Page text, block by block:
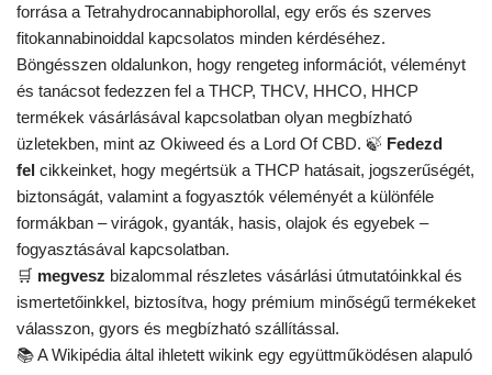
forrása a Tetrahydrocannabiphorollal, egy erős és szerves
fitokannabinoiddal kapcsolatos minden kérdéséhez.
Böngésszen oldalunkon, hogy rengeteg információt, véleményt
és tanácsot fedezzen fel a THCP, THCV, HHCO, HHCP
termékek vásárlásával kapcsolatban olyan megbízható
üzletekben, mint az Okiweed és a Lord Of CBD. 🍃 Fedezd
fel cikkeinket, hogy megértsük a THCP hatásait, jogszerűségét,
biztonságát, valamint a fogyasztók véleményét a különféle
formákban – virágok, gyanták, hasis, olajok és egyebek –
fogyasztásával kapcsolatban.
🛒 megvesz bizalommal részletes vásárlási útmutatóinkkal és
ismertetőinkkel, biztosítva, hogy prémium minőségű termékeket
válasszon, gyors és megbízható szállítással.
📚 A Wikipédia által ihletett wikink egy együttműködésen alapuló